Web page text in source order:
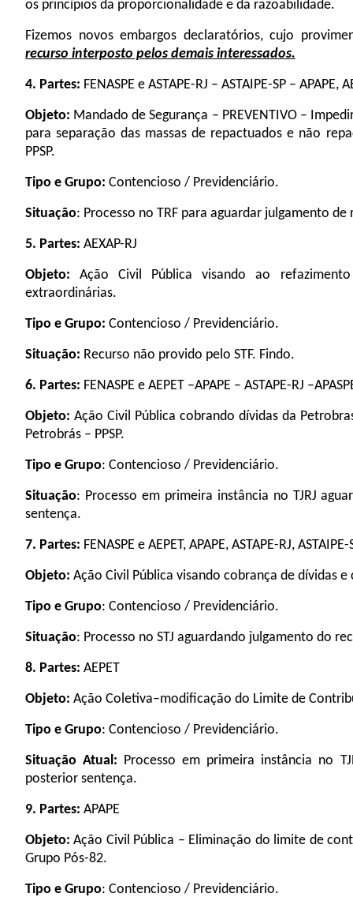
os princípios da proporcionalidade e da razoabilidade.
Fizemos novos embargos declaratórios, cujo
recurso interposto pelos demais interessados.
4. Partes: FENASPE e ASTAPE-RJ – ASTAIPE-SP – APAPE,
Objeto: Mandado de Segurança – PREVENTIVO –
para separação das massas de repactuados e não
PPSP.
Tipo e Grupo: Contencioso / Previdenciário.
Situação: Processo no TRF para aguardar julgamento
5. Partes: AEXAP-RJ
Objeto:Ação Civil Pública visando ao
extraordinárias.
Tipo e Grupo: Contencioso / Previdenciário.
Situação: Recurso não provido pelo STF. Findo.
6. Partes: FENASPE e AEPET –APAPE – ASTAPE-RJ
Objeto: Ação Civil Pública cobrando dívidas da
Petrobrás – PPSP.
Tipo e Grupo: Contencioso / Previdenciário.
Situação: Processo em primeira instância no TJRJ
sentença.
7. Partes: FENASPE e AEPET, APAPE, ASTAPE-RJ, ASTAIPE-
Objeto: Ação Civil Pública visando cobrança de dívidas e
Tipo e Grupo: Contencioso / Previdenciário.
Situação: Processo no STJ aguardando julgamento do
8. Partes: AEPET
Objeto: Ação Coletiva–modificação do Limite de
Tipo e Grupo: Contencioso / Previdenciário.
Situação Atual: Processo em primeira instância no
posterior sentença.
9. Partes: APAPE
Objeto: Ação Civil Pública – Eliminação do limite de
Grupo Pós-82.
Tipo e Grupo: Contencioso / Previdenciário.